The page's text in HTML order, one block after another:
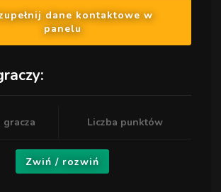
dane kontaktowe w
panelu
gracza Liczba punktów
Zwiń / rozwiń